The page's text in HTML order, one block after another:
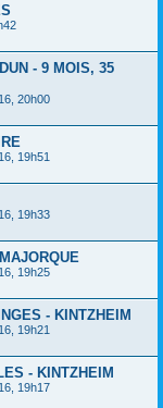
- 9 MOIS, 35
20h00
19h51
19h33
19h25
- KINTZHEIM
19h21
- KINTZHEIM
19h17